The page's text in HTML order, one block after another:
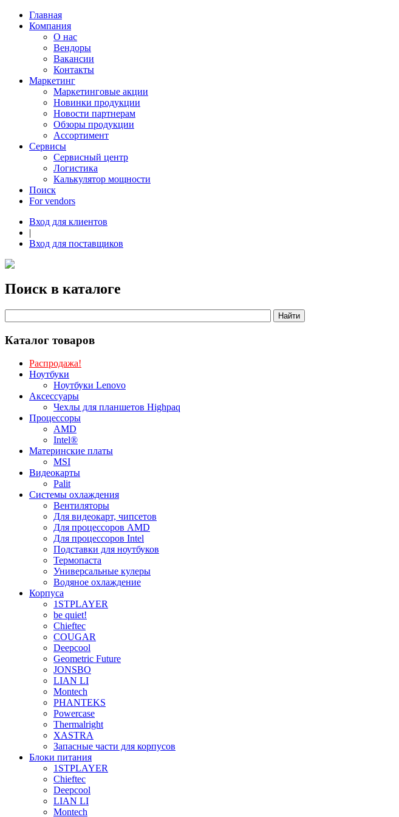
Главная
Компания
О нас
Вендоры
Вакансии
Контакты
Маркетинг
Маркетинговые акции
Новинки продукции
Новости партнерам
Обзоры продукции
Ассортимент
Сервисы
Сервисный центр
Логистика
Калькулятор мощности
Поиск
For vendors
Вход для клиентов
|
Вход для поставщиков
Поиск в каталоге
Каталог товаров
Распродажа!
Ноутбуки
Ноутбуки Lenovo
Аксессуары
Чехлы для планшетов Highpaq
Процессоры
AMD
Intel®
Материнские платы
MSI
Видеокарты
Palit
Системы охлаждения
Вентиляторы
Для видеокарт, чипсетов
Для процессоров AMD
Для процессоров Intel
Подставки для ноутбуков
Термопаста
Универсальные кулеры
Водяное охлаждение
Корпуса
1STPLAYER
be quiet!
Chieftec
COUGAR
Deepcool
Geometric Future
JONSBO
LIAN LI
Montech
PHANTEKS
Powercase
Thermalright
XASTRA
Запасные части для корпусов
Блоки питания
1STPLAYER
Chieftec
Deepcool
LIAN LI
Montech